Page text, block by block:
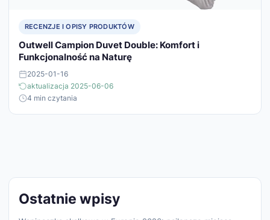
RECENZJE I OPISY PRODUKTÓW
Outwell Campion Duvet Double: Komfort i
Funkcjonalność na Naturę
2025-01-16
aktualizacja 2025-06-06
4 min czytania
Ostatnie wpisy